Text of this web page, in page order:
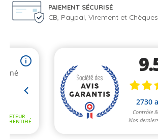
PAIEMENT SÉCURISÉ
CB, Paypal, Virement et Chèques